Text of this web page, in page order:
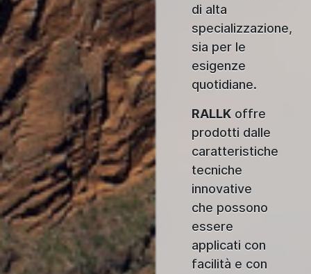
di alta
specializzazione,
sia per le
esigenze
quotidiane.
RALLK offre
prodotti dalle
caratteristiche
tecniche
innovative
che possono
essere
applicati con
facilità e con